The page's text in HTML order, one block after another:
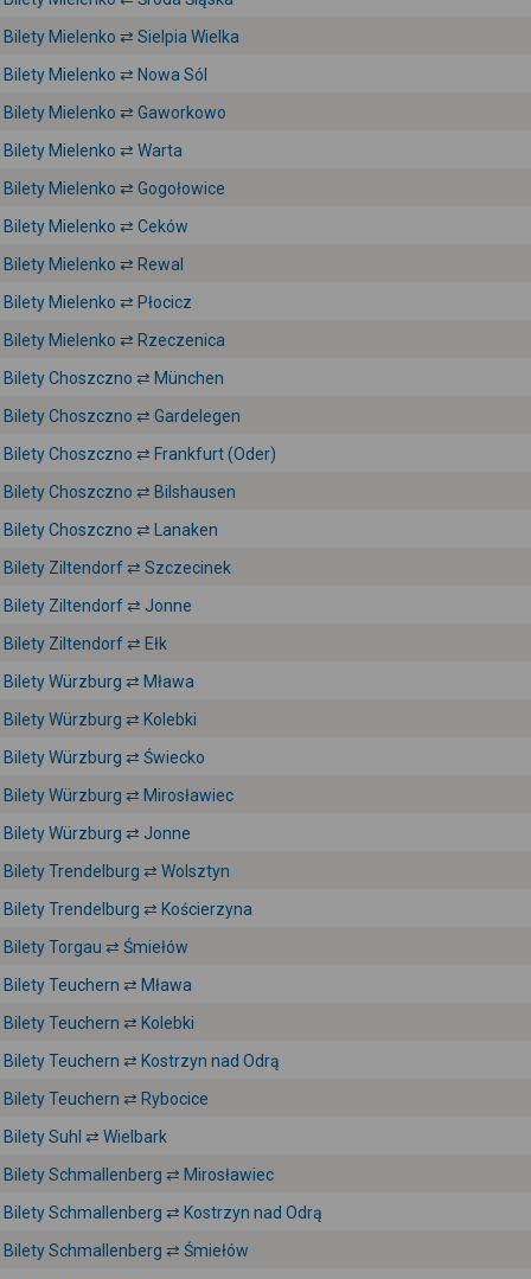
Bilety Mielenko ⇄ Sielpia Wielka
Bilety Mielenko ⇄ Nowa Sól
Bilety Mielenko ⇄ Gaworkowo
Bilety Mielenko ⇄ Warta
Bilety Mielenko ⇄ Gogołowice
Bilety Mielenko ⇄ Ceków
Bilety Mielenko ⇄ Rewal
Bilety Mielenko ⇄ Płocicz
Bilety Mielenko ⇄ Rzeczenica
Bilety Choszczno ⇄ München
Bilety Choszczno ⇄ Gardelegen
Bilety Choszczno ⇄ Frankfurt (Oder)
Bilety Choszczno ⇄ Bilshausen
Bilety Choszczno ⇄ Lanaken
Bilety Ziltendorf ⇄ Szczecinek
Bilety Ziltendorf ⇄ Jonne
Bilety Ziltendorf ⇄ Ełk
Bilety Würzburg ⇄ Mława
Bilety Würzburg ⇄ Kolebki
Bilety Würzburg ⇄ Świecko
Bilety Würzburg ⇄ Mirosławiec
Bilety Würzburg ⇄ Jonne
Bilety Trendelburg ⇄ Wolsztyn
Bilety Trendelburg ⇄ Kościerzyna
Bilety Torgau ⇄ Śmiełów
Bilety Teuchern ⇄ Mława
Bilety Teuchern ⇄ Kolebki
Bilety Teuchern ⇄ Kostrzyn nad Odrą
Bilety Teuchern ⇄ Rybocice
Bilety Suhl ⇄ Wielbark
Bilety Schmallenberg ⇄ Mirosławiec
Bilety Schmallenberg ⇄ Kostrzyn nad Odrą
Bilety Schmallenberg ⇄ Śmiełów